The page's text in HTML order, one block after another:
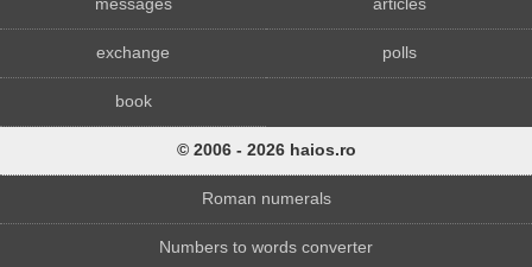
messages articles
exchange polls
book
© 2006 - 2026 haios.ro
Roman numerals
Numbers to words converter